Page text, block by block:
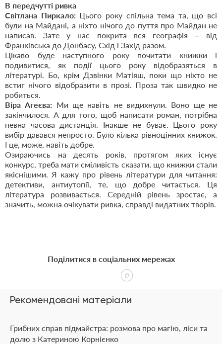
В передчутті ривка
Світлана Пиркало: Цього року спільна тема та, що всі
були на Майдані, а ніхто нічого до пуття про Майдан не
написав. Зате у нас покрита вся географія – від
Франківська до Донбасу, Схід і Захід разом.
Цікаво буде наступного року почитати книжки і
подивитися, як події цього року відобразяться в
літературі. Бо, крім Дзвінки Матіяш, поки що ніхто не
встиг нічого відобразити в прозі. Проза так швидко не
робиться.
Віра Агеєва: Ми ще навіть не видихнули. Воно ще не
закінчилося. А для того, щоб написати роман, потрібна
певна часова дистанція. Інакше не буває. Цього року
вибір давався непросто. Було кілька рівноцінних книжок.
І це, може, навіть добре.
Озираючись на десять років, протягом яких існує
конкурс, треба мати сміливість сказати, що книжки стали
якіснішими. Я кажу про рівень літератури для читання:
детективи, антиутопії, те, що добре читається. Ця
література розвивається. Середній рівень зростає, а
значить, можна очікувати ривка, справді видатних творів.
Рекомендовані матеріали
Грибних справ підмайстра: розмова про магію, ліси та
долю з Катериною Корнієнко
Поділитися в соціальних мережах